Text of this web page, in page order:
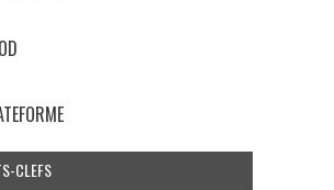
CLEFS